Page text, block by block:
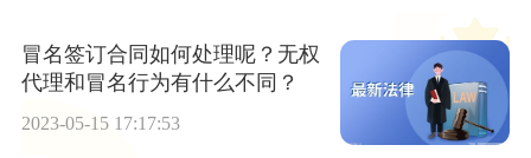
冒名签订合同如何处理呢？无权
代理和冒名行为有什么不同？
2023-05-15 17:17:53